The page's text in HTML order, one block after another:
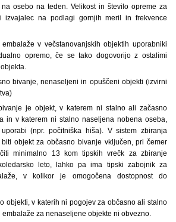
osebo na teden. Velikost in število opreme za
izvajalec na podlagi gornjih meril in frekvence
v večstanovanjskih objektih uporabniki
opremo, če se tako dogovorijo z ostalimi
bivanje, nenaseljeni in opuščeni objekti (izvirni
je objekt, v katerem ni stalno ali začasno
in v katerem ni stalno naseljena nobena oseba,
(npr. počitniška hiša). V sistem zbiranja
objekt za občasno bivanje vključen, pri čemer
minimalno 13 kom tipskih vrečk za zbiranje
leto, lahko pa ima tipski zabojnik za
v kolikor je omogočena dostopnost do
objekti, v katerih ni pogojev za občasno ali stalno
za nenaseljene objekte ni obvezno.